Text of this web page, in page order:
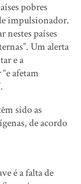
pobres
impulsionador.
nestes países
Um alerta
e a
afetam
sido as
de acordo
é a falta de